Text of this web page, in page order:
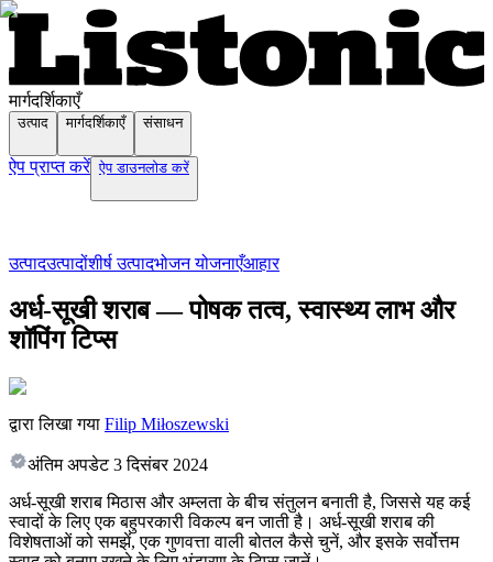
मार्गदर्शिकाएँ
उत्पाद मार्गदर्शिकाएँ संसाधन
ऐप प्राप्त करें ऐप डाउनलोड करें
उत्पादउत्पादोंशीर्ष उत्पादभोजन योजनाएँआहार
अर्ध-सूखी शराब — पोषक तत्व, स्वास्थ्य लाभ और
शॉपिंग टिप्स
द्वारा लिखा गया Filip Miłoszewski
अंतिम अपडेट 3 दिसंबर 2024
अर्ध-सूखी शराब मिठास और अम्लता के बीच संतुलन बनाती है, जिससे यह कई
स्वादों के लिए एक बहुपरकारी विकल्प बन जाती है। अर्ध-सूखी शराब की
विशेषताओं को समझें, एक गुणवत्ता वाली बोतल कैसे चुनें, और इसके सर्वोत्तम